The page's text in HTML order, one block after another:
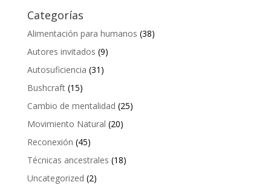
Categorías
Alimentación para humanos (38)
Autores invitados (9)
Autosuficiencia (31)
Bushcraft(15)
Cambio de mentalidad (25)
Movimiento Natural (20)
Reconexión (45)
Técnicas ancestrales (18)
Uncategorized (2)